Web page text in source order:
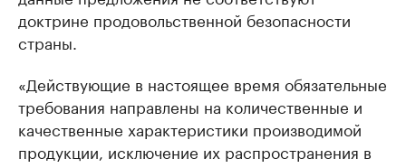
доктрине продовольственной безопасности
страны.
«Действующие в настоящее время обязательные
требования направлены на количественные и
качественные характеристики производимой
продукции, исключение их распространения в